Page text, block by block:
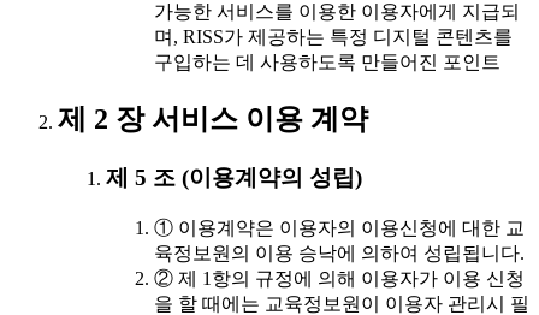
가능한 서비스를 이용한 이용자에게 지급되
며, RISS가 제공하는 특정 디지털 콘텐츠를
구입하는 데 사용하도록 만들어진 포인트
제 2 장 서비스 이용 계약
제 5 조 (이용계약의 성립)
① 이용계약은 이용자의 이용신청에 대한 교
육정보원의 이용 승낙에 의하여 성립됩니다.
② 제 1항의 규정에 의해 이용자가 이용 신청
을 할 때에는 교육정보원이 이용자 관리시 필